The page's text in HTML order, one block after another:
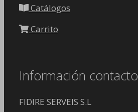
Catálogos
Carrito
Información contacto
FIDIRE SERVEIS S.L